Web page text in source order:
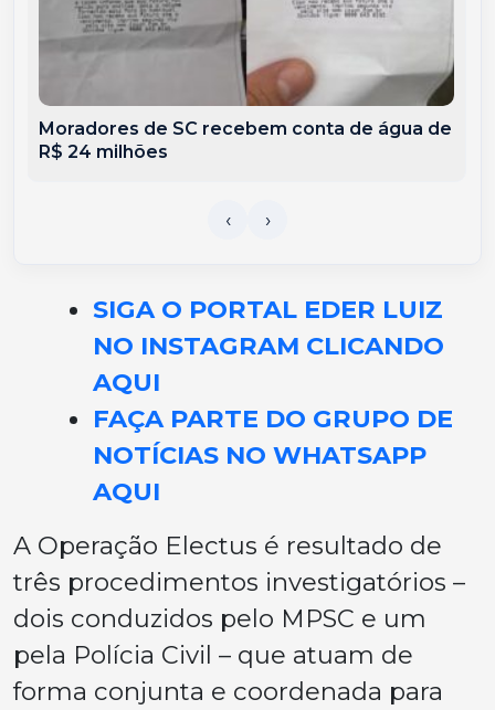
Moradores de SC recebem conta de água de
R$ 24 milhões
SIGA O PORTAL EDER LUIZ
NO INSTAGRAM CLICANDO
AQUI
FAÇA PARTE DO GRUPO DE
NOTÍCIAS NO WHATSAPP
AQUI
A Operação Electus é resultado de
três procedimentos investigatórios –
dois conduzidos pelo MPSC e um
pela Polícia Civil – que atuam de
forma conjunta e coordenada para